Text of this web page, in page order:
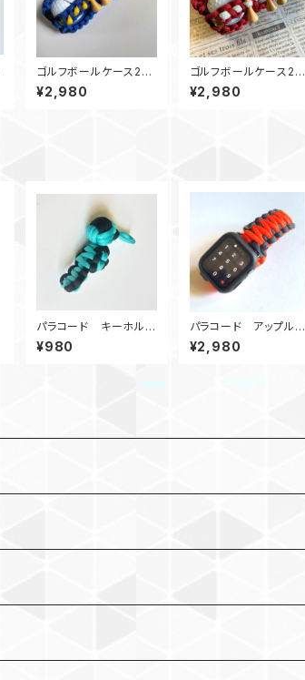
ゴルフボールケース2
ティーホルダー Peace
in Ukraine ウクライナ
¥2,980
ゴルフボールケース2
ティーホルダー RW
¥2,980
パラコード キーホルダ
ー宇宙服 TB黒
¥980
パラコード アップルウ
ォッチ バンド44_KC_O
rGr
¥2,980